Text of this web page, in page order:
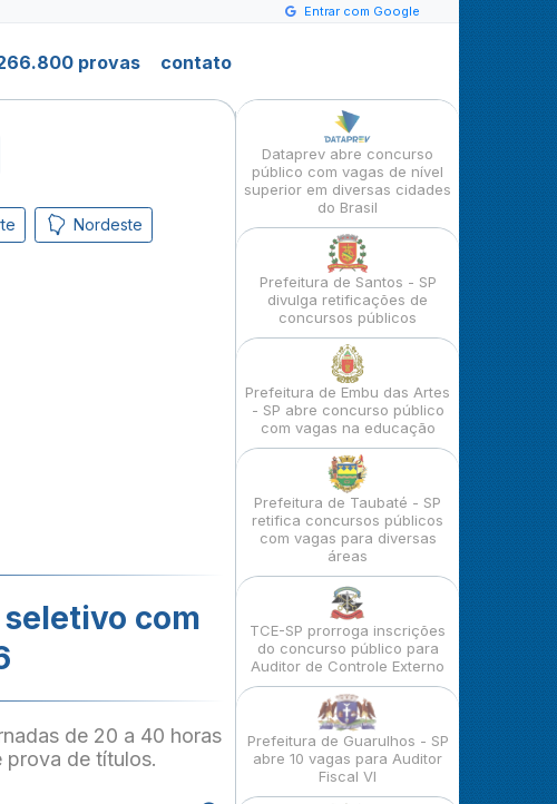
Entrar com Google
provas contato
Nordeste
com
de 20 a 40 horas
prova de títulos.
Dataprev abre concurso
público com vagas de nível
superior em diversas cidades
do Brasil
Prefeitura de Santos - SP
divulga retificações de
concursos públicos
Prefeitura de Embu das Artes
- SP abre concurso público
com vagas na educação
Prefeitura de Taubaté - SP
retifica concursos públicos
com vagas para diversas
áreas
TCE-SP prorroga inscrições
do concurso público para
Auditor de Controle Externo
Prefeitura de Guarulhos - SP
abre 10 vagas para Auditor
Fiscal VI